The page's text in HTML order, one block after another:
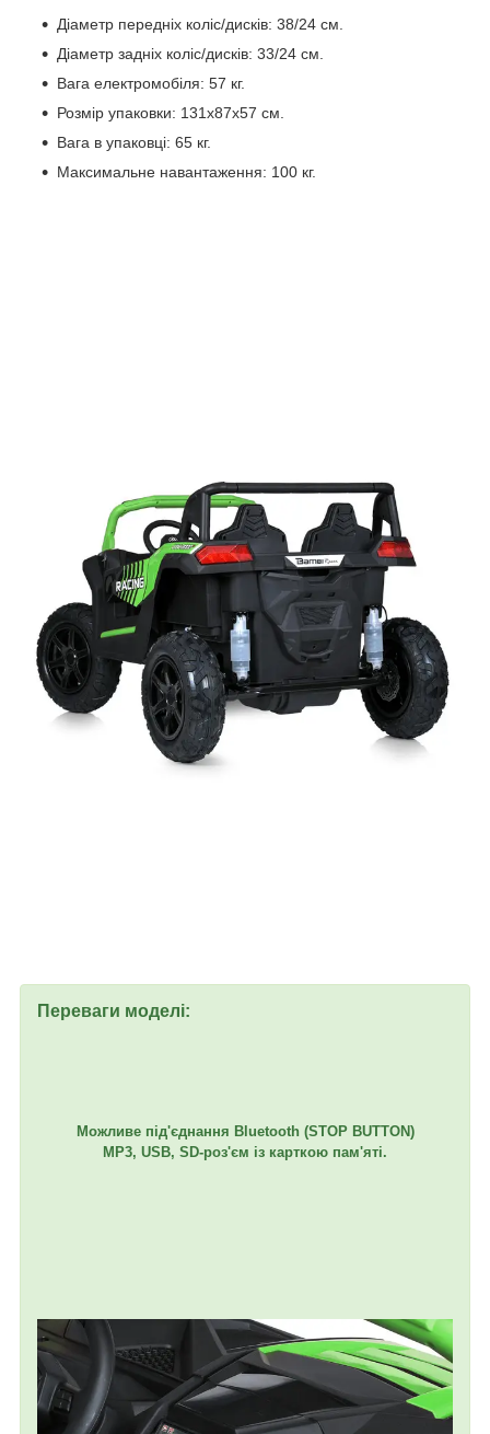
Діаметр передніх коліс/дисків: 38/24 см.
Діаметр задніх коліс/дисків: 33/24 см.
Вага електромобіля: 57 кг.
Розмір упаковки: 131х87х57 см.
Вага в упаковці: 65 кг.
Максимальне навантаження: 100 кг.
Переваги моделі:
Можливе під'єднання Bluetooth (STOP BUTTON)
MP3, USB, SD-роз'єм із карткою пам'яті.